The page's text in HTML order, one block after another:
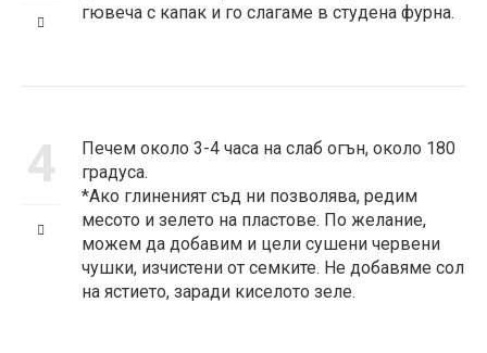
гювеча с капак и го слагаме в студена фурна.
4
Печем около 3-4 часа на слаб огън, около 180
градуса.
*Ако глиненият съд ни позволява, редим
месото и зелето на пластове. По желание,
можем да добавим и цели сушени червени
чушки, изчистени от семките. Не добавяме сол
на ястието, заради киселото зеле.